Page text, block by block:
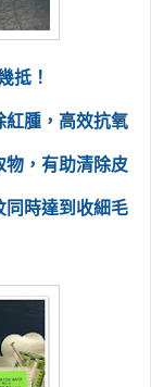
抵！
紅腫，高效抗氧
物，有助清除皮
同時達到收細毛